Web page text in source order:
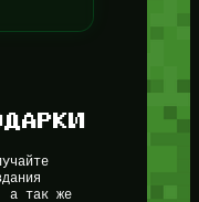
а так же